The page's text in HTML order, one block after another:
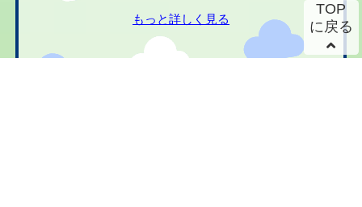
もっと詳しく見る
TOP
に戻る